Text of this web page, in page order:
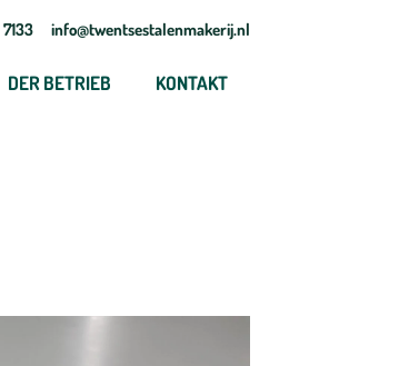
info@twentsestalenmakerij.nl
DER BETRIEB KONTAKT